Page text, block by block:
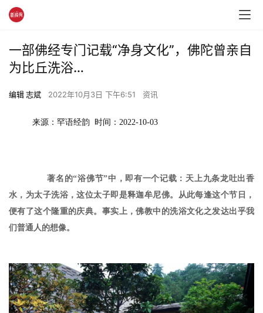
一部佛经专门记载“净身文化”，佛陀曾亲自
为比丘洗浴…
编辑 志斌 2022年10月3日 下午6:51 资讯
来源：罕语经韵  时间：2022-10-03
著名的“浴佛节”中，即有一个记载：天上九条龙吐出香
水，为太子洗浴，这位太子即是释迦牟尼佛。从此每逢这个节日，
便有了这个隆重的庆典。 事实上，佛教中的洗浴文化之发达出乎我
们普通人的想像。